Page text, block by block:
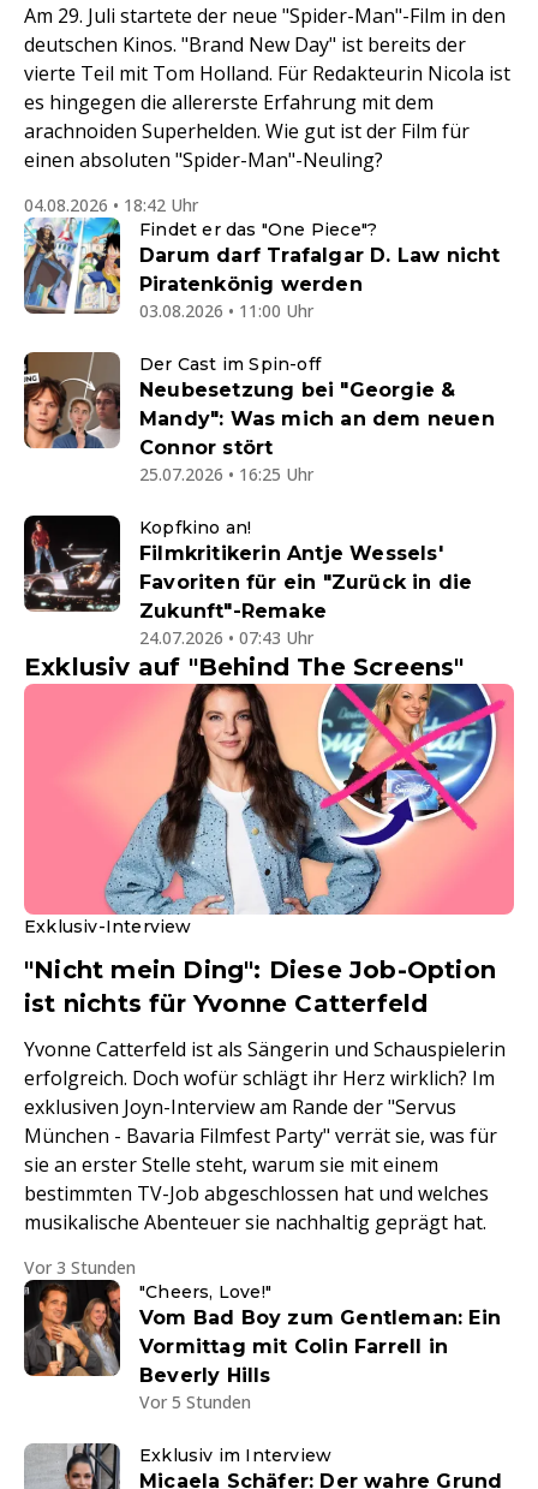
Am 29. Juli startete der neue "Spider-Man"-Film in den
deutschen Kinos. "Brand New Day" ist bereits der
vierte Teil mit Tom Holland. Für Redakteurin Nicola ist
es hingegen die allererste Erfahrung mit dem
arachnoiden Superhelden. Wie gut ist der Film für
einen absoluten "Spider-Man"-Neuling?
04.08.2026 • 18:42 Uhr
Findet er das "One Piece"?
Darum darf Trafalgar D. Law nicht
Piratenkönig werden
03.08.2026 • 11:00 Uhr
Der Cast im Spin-off
Neubesetzung bei "Georgie &
Mandy": Was mich an dem neuen
Connor stört
25.07.2026 • 16:25 Uhr
Kopfkino an!
Filmkritikerin Antje Wessels'
Favoriten für ein "Zurück in die
Zukunft"-Remake
24.07.2026 • 07:43 Uhr
Exklusiv auf "Behind The Screens"
Exklusiv-Interview
"Nicht mein Ding": Diese Job-Option
ist nichts für Yvonne Catterfeld
Yvonne Catterfeld ist als Sängerin und Schauspielerin
erfolgreich. Doch wofür schlägt ihr Herz wirklich? Im
exklusiven Joyn-Interview am Rande der "Servus
München - Bavaria Filmfest Party" verrät sie, was für
sie an erster Stelle steht, warum sie mit einem
bestimmten TV-Job abgeschlossen hat und welches
musikalische Abenteuer sie nachhaltig geprägt hat.
Vor 3 Stunden
"Cheers, Love!"
Vom Bad Boy zum Gentleman: Ein
Vormittag mit Colin Farrell in
Beverly Hills
Vor 5 Stunden
Exklusiv im Interview
Micaela Schäfer: Der wahre Grund